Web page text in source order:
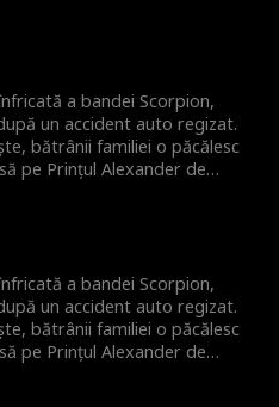
să apară scântei. Niciunul
că Alexander este de fapt
al lui Cathy, pe care l-au
tot timpul.
a bandei Scorpion,
un accident auto regizat.
bătrânii familiei o păcălesc
pe Prințul Alexander de
să apară scântei. Niciunul
că Alexander este de fapt
al lui Cathy, pe care l-au
tot timpul.
a bandei Scorpion,
un accident auto regizat.
bătrânii familiei o păcălesc
pe Prințul Alexander de